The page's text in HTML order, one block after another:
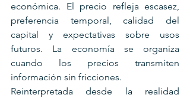
económica. El precio refleja escasez,
preferencia temporal, calidad del
capital y expectativas sobre usos
futuros. La economía se organiza
cuando los precios transmiten
información sin fricciones.
Reinterpretada desde la realidad